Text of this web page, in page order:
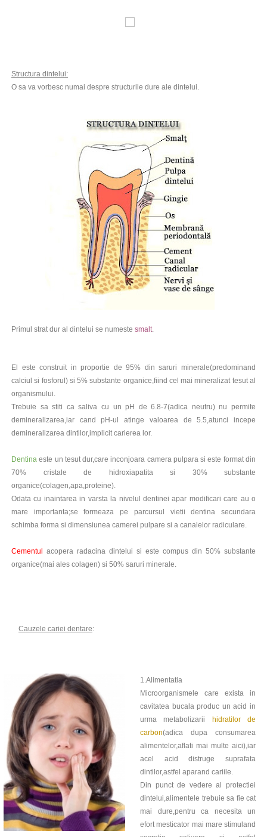
Structura dintelui:
O sa va vorbesc numai despre structurile dure ale dintelui.
Primul strat dur al dintelui se numeste smalt.
El este construit in proportie de 95% din saruri minerale(predominand
calciul si fosforul) si 5% substante organice,fiind cel mai mineralizat tesut al
organismului.
Trebuie sa stiti ca saliva cu un pH de 6.8-7(adica neutru) nu permite
demineralizarea,iar cand pH-ul atinge valoarea de 5.5,atunci incepe
demineralizarea dintilor,implicit carierea lor.
Dentinaeste un tesut dur,care inconjoara camera pulpara si este format din
70% cristale de hidroxiapatita si 30% substante
organice(colagen,apa,proteine).
Odata cu inaintarea in varsta la nivelul dentinei apar modificari care au o
mare importanta;se formeaza pe parcursul vietii dentina secundara
schimba forma si dimensiunea camerei pulpare si a canalelor radiculare.
Cementul acopera radacina dintelui si este compus din 50% substante
organice(mai ales colagen) si 50% saruri minerale.
Cauzele cariei dentare:
1.Alimentatia
Microorganismele care exista in
cavitatea bucala produc un acid in
urma metabolizarii hidratilor de
carbon(adica dupa consumarea
alimentelor,aflati mai multe aici),iar
acel acid distruge suprafata
dintilor,astfel aparand cariile.
Din punct de vedere al protectiei
dintelui,alimentele trebuie sa fie cat
mai dure,pentru ca necesita un
efort mesticator mai mare stimuland